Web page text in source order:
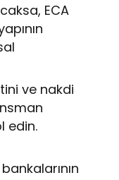
ECA
ve nakdi
edin.